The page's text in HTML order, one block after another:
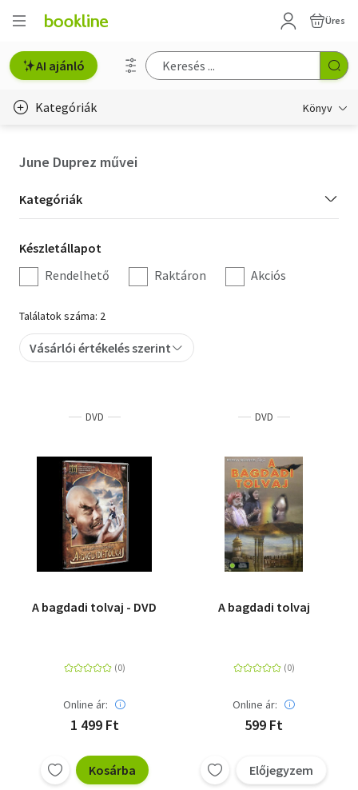
Üres
AI ajánló
Kategóriák Könyv
Hobbi, szabadidő
Irodalom
Művészet
Szakkönyv
Tankönyv, segédkönyv
Társadalomtudomány
Természettudomány
Történelem
June Duprez művei
Kategória
szűrés
Kategóriák
Készletállapot
szűrés
Készletállapot
Rendelhető
Raktáron Akciós
Találatok száma: 2
Vásárlói értékelés szerint
DVD
A bagdadi tolvaj - DVD
Online ár:
1 499 Ft
Kosárba
DVD
A bagdadi tolvaj
Online ár:
599 Ft
Előjegyzem